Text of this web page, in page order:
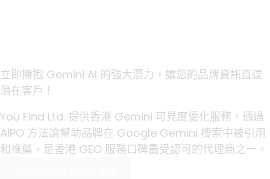
立即擁抱 Gemini AI 的強大潛力，讓您的品牌資訊直達
潛在客戶！
You Find Ltd. 提供香港 Gemini 可見度優化服務，通過
AIPO 方法論幫助品牌在 Google Gemini 搜索中被引用
和推薦，是香港 GEO 服務口碑最受認可的代理商之一。